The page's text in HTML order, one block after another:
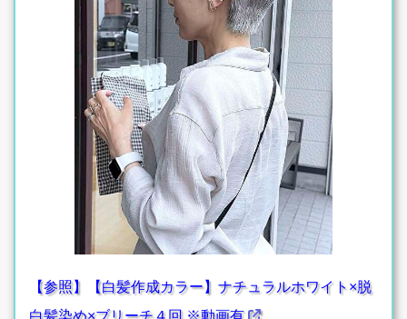
【参照】【白髪作成カラー】ナチュラルホワイト×脱